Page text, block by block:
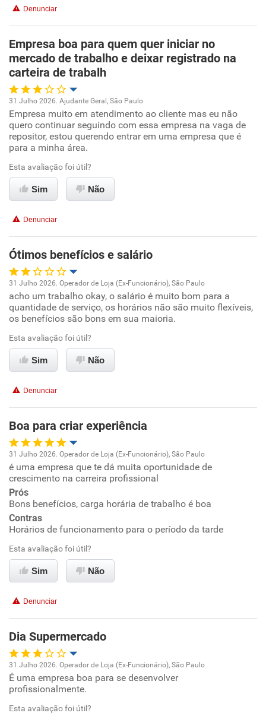
Benefícios
Recomenda esta empresa
Recomenda a diretoria
Denunciar
Empresa boa para quem quer iniciar no
mercado de trabalho e deixar registrado na
carteira de trabalh
Oportunidade de promoção
Ambiente de trabalho
Conciliação com a vida familiar
Benefícios
Não recomenda a diretoria
31 Julho 2026. Ajudante Geral, São Paulo
Empresa muito em atendimento ao cliente mas eu não
quero continuar seguindo com essa empresa na vaga de
repositor, estou querendo entrar em uma empresa que é
para a minha área.
Esta avaliação foi útil?
Sim Não
Denunciar
Ótimos benefícios e salário
Oportunidade de promoção
Conciliação com a vida familiar
Não recomenda a diretoria
31 Julho 2026. Operador de Loja (Ex-Funcionário), São Paulo
acho um trabalho okay, o salário é muito bom para a
quantidade de serviço, os horários não são muito flexíveis,
os benefícios são bons em sua maioria.
Esta avaliação foi útil?
Sim Não
Denunciar
Boa para criar experiência
Oportunidade de promoção
Ambiente de trabalho
Conciliação com a vida familiar
Benefícios
31 Julho 2026. Operador de Loja (Ex-Funcionário), São Paulo
é uma empresa que te dá muita oportunidade de
crescimento na carreira profissional
Prós
Bons benefícios, carga horária de trabalho é boa
Contras
Horários de funcionamento para o período da tarde
Esta avaliação foi útil?
Sim Não
Denunciar
Dia Supermercado
Oportunidade de promoção
Ambiente de trabalho
31 Julho 2026. Operador de Loja (Ex-Funcionário), São Paulo
É uma empresa boa para se desenvolver
profissionalmente.
Esta avaliação foi útil?